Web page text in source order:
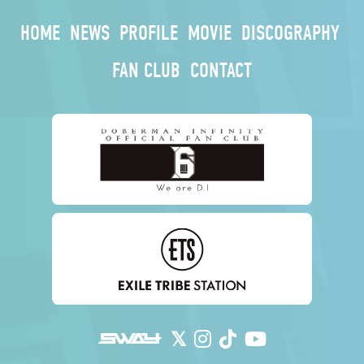
HOME NEWS PROFILE MOVIE DISCOGRAPHY
FAN CLUB CONTACT